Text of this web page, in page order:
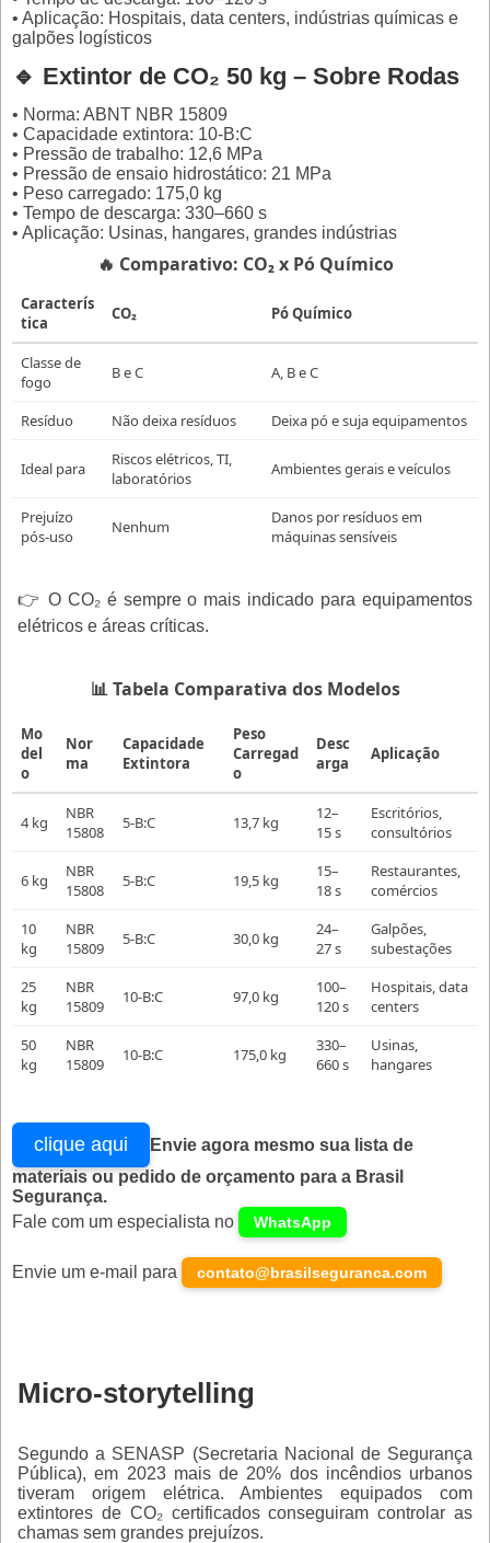
• Aplicação: Hospitais, data centers, indústrias químicas e
galpões logísticos
🔹 Extintor de CO₂ 50 kg – Sobre Rodas
• Norma: ABNT NBR 15809
• Capacidade extintora: 10-B:C
• Pressão de trabalho: 12,6 MPa
• Pressão de ensaio hidrostático: 21 MPa
• Peso carregado: 175,0 kg
• Tempo de descarga: 330–660 s
• Aplicação: Usinas, hangares, grandes indústrias
🔥 Comparativo: CO₂ x Pó Químico
Caracterís
tica
CO₂ Pó Químico
Classe de
fogo
B e C A, B e C
Resíduo Não deixa resíduos Deixa pó e suja equipamentos
Ideal para
Riscos elétricos, TI,
laboratórios
Ambientes gerais e veículos
Prejuízo
pós-uso
Nenhum
Danos por resíduos em
máquinas sensíveis
👉 O CO₂ é sempre o mais indicado para equipamentos
elétricos e áreas críticas.
📊 Tabela Comparativa dos Modelos
Mo
del
o
Nor
ma
Capacidade
Extintora
Peso
Carregad
o
Desc
arga
Aplicação
4 kg
NBR
15808
5-B:C 13,7 kg
12–
15 s
Escritórios,
consultórios
6 kg
NBR
15808
5-B:C 19,5 kg
15–
18 s
Restaurantes,
comércios
10
kg
NBR
15809
5-B:C 30,0 kg
24–
27 s
Galpões,
subestações
25
kg
NBR
15809
10-B:C 97,0 kg
100–
120 s
Hospitais, data
centers
50
kg
NBR
15809
10-B:C 175,0 kg
330–
660 s
Usinas,
hangares
clique aqui
Envie agora mesmo sua lista de
materiais ou pedido de orçamento para a Brasil
Segurança.
Fale com um especialista no
WhatsApp
Envie um e-mail para contato@brasilseguranca.com
Micro-storytelling
Segundo a SENASP (Secretaria Nacional de Segurança
Pública), em 2023 mais de 20% dos incêndios urbanos
tiveram origem elétrica. Ambientes equipados com
extintores de CO₂ certificados conseguiram controlar as
chamas sem grandes prejuízos.